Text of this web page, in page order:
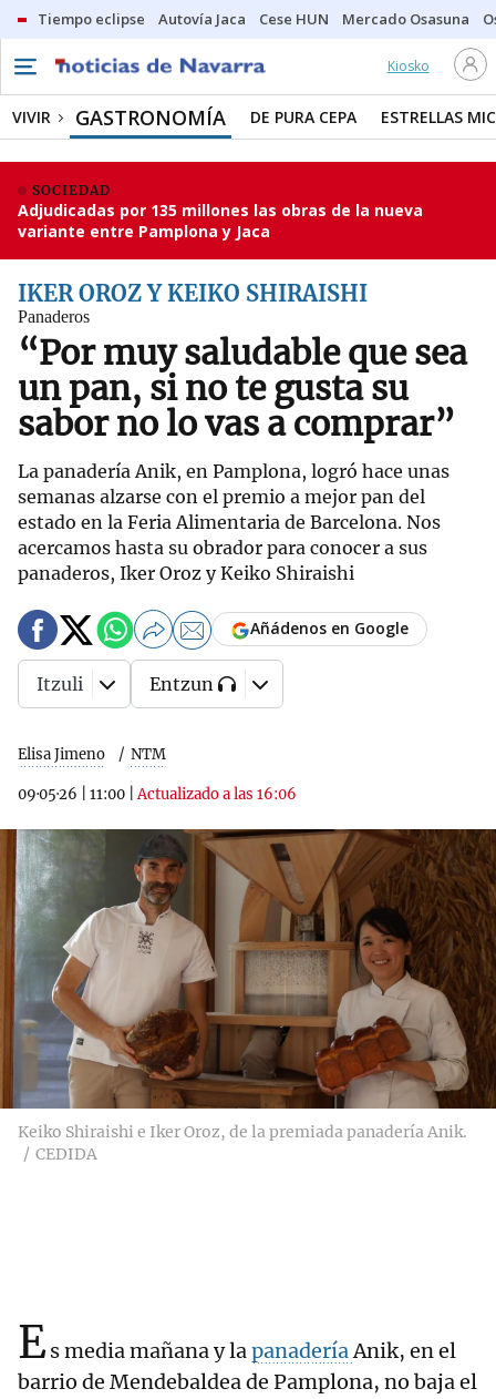
Tiempo eclipse Autovía Jaca Cese HUN Mercado Osasuna
Kiosko
VIVIR GASTRONOMÍA DE PURA CEPA ESTRELLAS
SOCIEDAD
Adjudicadas por 135 millones las obras de la nueva
variante entre Pamplona y Jaca
IKER OROZ Y KEIKO SHIRAISHI
Panaderos
“Por muy saludable que sea
un pan, si no te gusta su
sabor no lo vas a comprar”
La panadería Anik, en Pamplona, logró hace unas
semanas alzarse con el premio a mejor pan del
estado en la Feria Alimentaria de Barcelona. Nos
acercamos hasta su obrador para conocer a sus
panaderos, Iker Oroz y Keiko Shiraishi
Elisa Jimeno NTM
09·05·26 11:00 |Actualizado a las 16:06
Añádenos en Google
Itzuli Entzun
Keiko Shiraishi e Iker Oroz, de la premiada panadería Anik.
CEDIDA
Es media mañana y lapanaderíaAnik, en el
barrio de Mendebaldea de Pamplona, no baja el